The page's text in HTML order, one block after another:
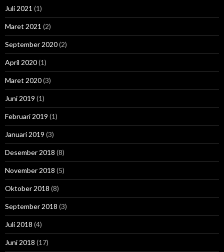
Juli 2021 (1)
Maret 2021 (2)
September 2020(2)
April 2020(1)
Maret 2020(3)
Juni 2019 (1)
Februari 2019 (1)
Januari 2019 (3)
Desember 2018 (8)
November 2018 (5)
Oktober 2018 (8)
September 2018 (3)
Juli 2018 (4)
Juni 2018 (17)